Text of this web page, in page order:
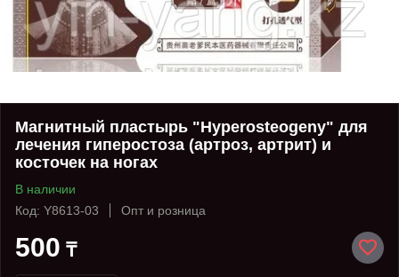
Магнитный пластырь "Hyperosteogeny" для
лечения гиперостоза (артроз, артрит) и
косточек на ногах
В наличии
Код: Y8613-03
Опт и розница
500 ₸